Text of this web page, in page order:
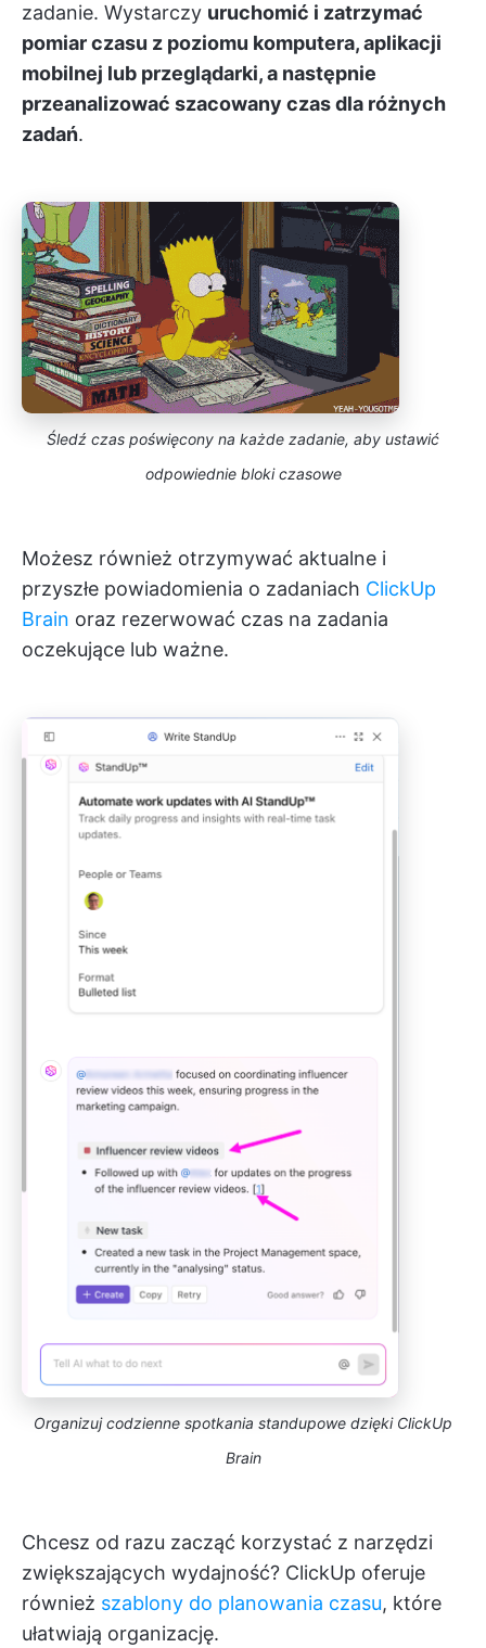
zadanie. Wystarczy uruchomić i zatrzymać
pomiar czasu z poziomu komputera, aplikacji
mobilnej lub przeglądarki, a następnie
przeanalizować szacowany czas dla różnych
zadań.
Śledź czas poświęcony na każde zadanie, aby ustawić
odpowiednie bloki czasowe
Możesz również otrzymywać aktualne i
przyszłe powiadomienia o zadaniach ClickUp
Brain oraz rezerwować czas na zadania
oczekujące lub ważne.
Organizuj codzienne spotkania standupowe dzięki ClickUp
Brain
Chcesz od razu zacząć korzystać z narzędzi
zwiększających wydajność? ClickUp oferuje
również szablony do planowania czasu, które
ułatwiają organizację.